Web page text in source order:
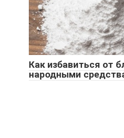
Как избавиться от
народными